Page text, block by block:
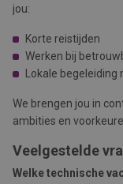
jou:
Korte reistijden
Werken bij
Lokale
We brengen jou in
ambities en
Veelgestelde
Welke technische